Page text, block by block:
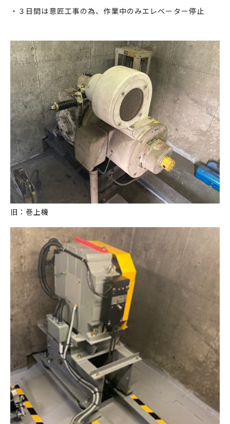
・３日間は意匠工事の為、作業中のみエレベーター停止
旧：巻上機